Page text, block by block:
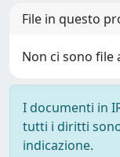
File in questo
Non ci sono file
I documenti in
tutti i diritti
indicazione.